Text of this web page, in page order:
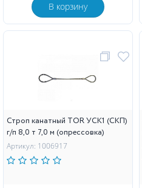
В корзину
Строп канатный TOR УСК1 (СКП)
г/п 8,0 т 7,0 м (опрессовка)
Артикул: 1006917